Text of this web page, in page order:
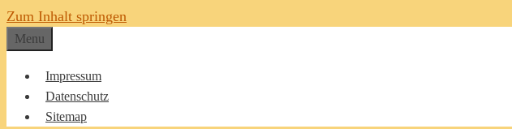
Zum Inhalt springen
Menu
Impressum
Datenschutz
Sitemap